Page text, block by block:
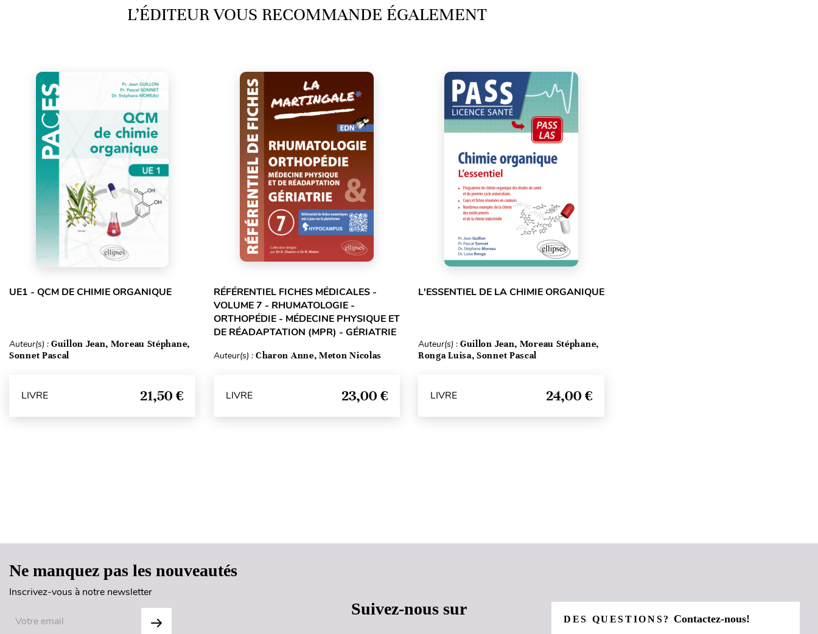
L’ÉDITEUR VOUS RECOMMANDE ÉGALEMENT
UE1 - QCM DE CHIMIE ORGANIQUE
Auteur(s) : Guillon Jean, Moreau Stéphane,
Sonnet Pascal
LIVRE 21,50 €
RÉFÉRENTIEL FICHES MÉDICALES -
VOLUME 7 - RHUMATOLOGIE -
ORTHOPÉDIE - MÉDECINE PHYSIQUE ET
DE RÉADAPTATION (MPR) - GÉRIATRIE
Auteur(s) : Charon Anne, Meton Nicolas
LIVRE 23,00 €
L'ESSENTIEL DE LA CHIMIE ORGANIQUE
Auteur(s) : Guillon Jean, Moreau Stéphane,
Ronga Luisa, Sonnet Pascal
LIVRE 24,00 €
Ne manquez pas les nouveautés
Inscrivez-vous à notre newsletter
Suivez-nous sur
DES QUESTIONS?Contactez-nous!